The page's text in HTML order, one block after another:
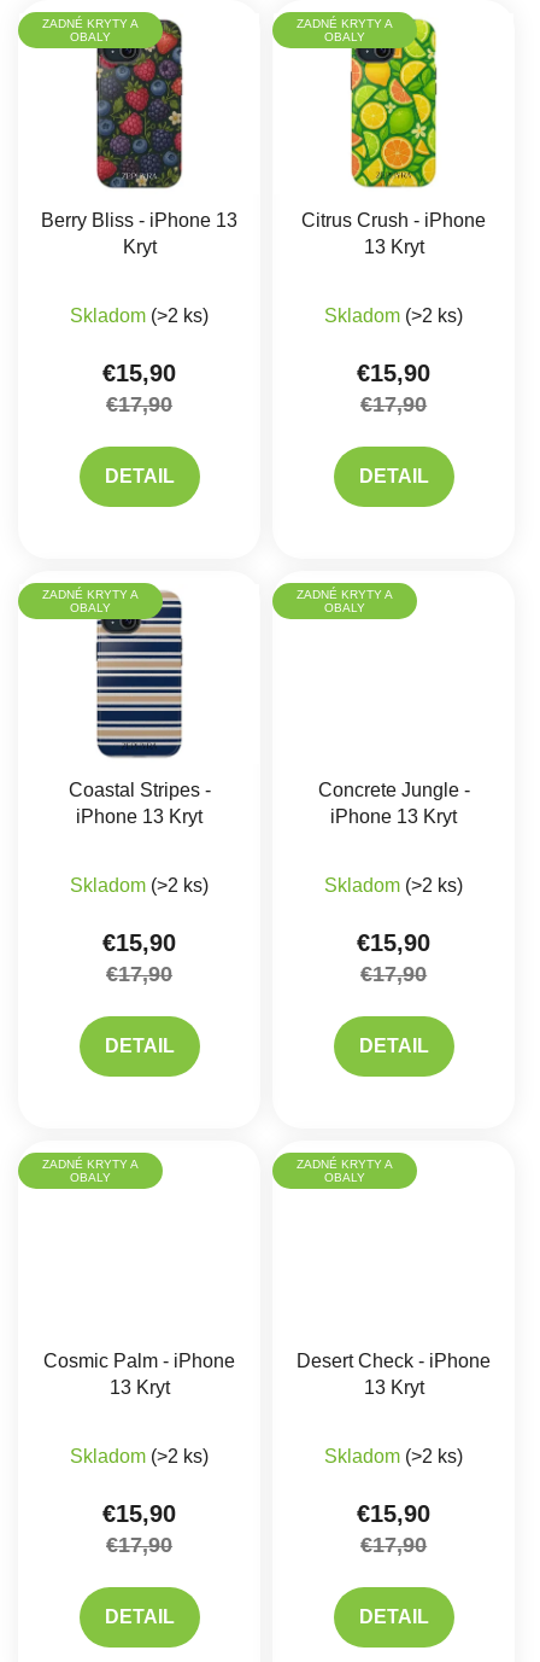
Výpis produktov
ZADNÉ KRYTY A
OBALY
Berry Bliss - iPhone 13
Kryt
Skladom (>2 ks)
€15,90
€17,90
DETAIL
ZADNÉ KRYTY A
OBALY
Citrus Crush - iPhone
13 Kryt
Skladom (>2 ks)
€15,90
€17,90
DETAIL
ZADNÉ KRYTY A
OBALY
Coastal Stripes -
iPhone 13 Kryt
Skladom (>2 ks)
€15,90
€17,90
DETAIL
ZADNÉ KRYTY A
OBALY
Concrete Jungle -
iPhone 13 Kryt
Skladom (>2 ks)
€15,90
€17,90
DETAIL
ZADNÉ KRYTY A
OBALY
Cosmic Palm - iPhone
13 Kryt
Skladom (>2 ks)
€15,90
€17,90
DETAIL
ZADNÉ KRYTY A
OBALY
Desert Check - iPhone
13 Kryt
Skladom (>2 ks)
€15,90
€17,90
DETAIL